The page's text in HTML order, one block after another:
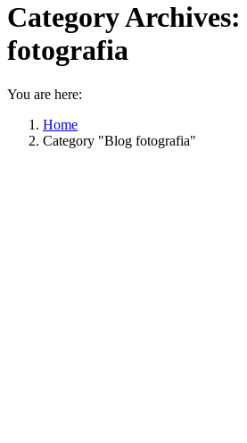
Category Archives:
fotografia
You are here:
Home
Category "Blog fotografia"